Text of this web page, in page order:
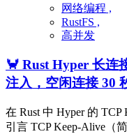
网络编程 ,
RustFS ,
高并发
🦀 Rust Hyper 长连
注入，空闲连接 30
在 Rust 中 Hyper 的
引言 TCP Keep-Alive（